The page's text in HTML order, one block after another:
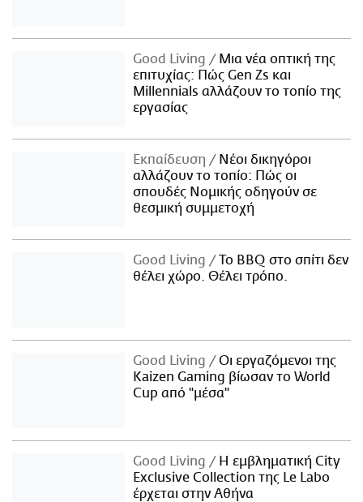
Good Living
Μια νέα οπτική της
επιτυχίας: Πώς Gen Zs και
Millennials αλλάζουν το τοπίο της
εργασίας
Εκπαίδευση
Νέοι δικηγόροι
αλλάζουν το τοπίο: Πώς οι
σπουδές Νομικής οδηγούν σε
θεσμική συμμετοχή
Good Living
Το BBQ στο σπίτι δεν
θέλει χώρο. Θέλει τρόπο.
Good Living
Οι εργαζόμενοι της
Kaizen Gaming βίωσαν το World
Cup από "μέσα"
Good Living
Η εμβληματική City
Exclusive Collection της Le Labo
έρχεται στην Αθήνα